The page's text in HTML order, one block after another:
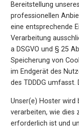
Bereitstellung
professionellen
eine entsprechende
Verarbeitung
a DSGVO und § 25
Speicherung von
im Endgerät des
des TDDDG
Unser(e) Hoster wird
verarbeiten, wie dies
erforderlich ist und